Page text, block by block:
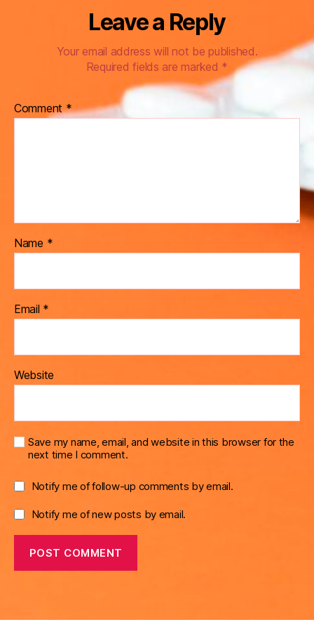
Leave a Reply
Your email address will not be published.
Required fields are marked *
Comment*
Name *
Email *
Website
Save my name, email, and website in this browser for the
next time I comment.
Notify me of follow-up comments by email.
Notify me of new posts by email.